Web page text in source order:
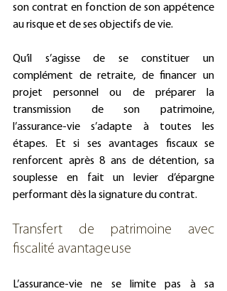
son contrat en fonction de son appétence
au risque et de ses objectifs de vie.
Qu’il s’agisse de se constituer un
complément de retraite, de financer un
projet personnel ou de préparer la
transmission de son patrimoine,
l’assurance-vie s’adapte à toutes les
étapes. Et si ses avantages fiscaux se
renforcent après 8 ans de détention, sa
souplesse en fait un levier d’épargne
performant dès la signature du contrat.
Transfert de patrimoine avec
fiscalité avantageuse
L’assurance-vie ne se limite pas à sa